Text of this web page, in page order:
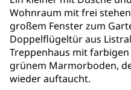
Wohnraum mit frei
großem Fenster zum
Doppelflügeltür aus
Treppenhaus mit
grünem Marmorboden,
wieder auftaucht.